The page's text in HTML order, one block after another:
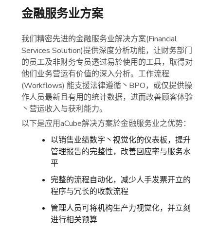
金融服务业方案
我们精密先进的金融服务业解决方案(Financial
Services Solution)提供深度分析功能，让财务部门
的员工及非财务专员透过易於使用的工具，取得对
他们业务营运有价值的深入分析。工作流程
(Workflows) 能支援法律遵循丶BPO，或仅提供操
作人员最新且有用的统计数据，进而改善顾客体验
丶营运收入与获利能力。
以下是应用aCube解决方案於金融服务业之优势：
以销售业绩数字丶视觉化的仪表板，提升
管理报告的完整性，改善回应率与服务水
平
完整的流程自动化，减少人手发票开立的
程序与冗长的收款流程
管理人员可将机构生产力视觉化，并立刻
进行相关预算